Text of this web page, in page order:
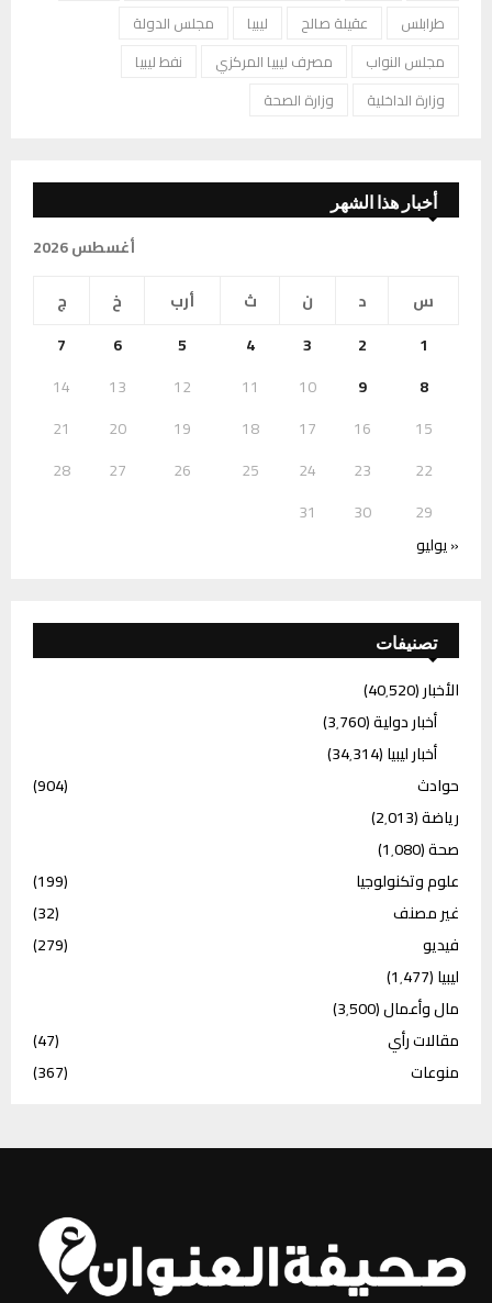
طرابلس
عقيلة صالح ليبيا
مجلس الدولة
مجلس النواب
مصرف ليبيا المركزي
نفط ليبيا
وزارة الداخلية
وزارة الصحة
أخبار هذا الشهر
أغسطس 2026
س
د ن ث أرب خ
ج
1
2
3
4
5
6
7
8
9
10
11
12
13
14
15
16
17
18
19
20
21
22
23
24
25
26
27
28
29
30
31
« يوليو
تصنيفات
الأخبار(40٬520)
أخبار دولية(3٬760)
أخبار ليبيا(34٬314)
حوادث
(904)
رياضة(2٬013)
صحة(1٬080)
علوم وتكنولوجيا
(199)
غير مصنف
(32)
فيديو
(279)
ليبيا(1٬477)
مال وأعمال(3٬500)
مقالات رأي
(47)
منوعات
(367)